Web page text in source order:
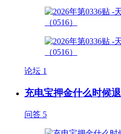
论坛 1
充电宝押金什么时候退
问答 5